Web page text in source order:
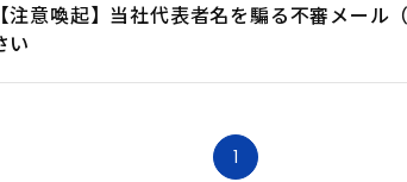
【注意喚起】当社代表者名を騙る不審メー
い
1